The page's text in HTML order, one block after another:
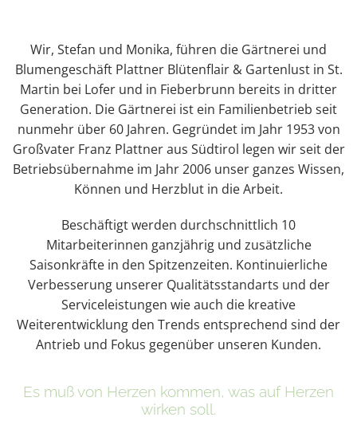
Wir, Stefan und Monika, führen die Gärtnerei und
Blumengeschäft Plattner Blütenflair & Gartenlust in St.
Martin bei Lofer und in Fieberbrunn bereits in dritter
Generation. Die Gärtnerei ist ein Familienbetrieb seit
nunmehr über 60 Jahren. Gegründet im Jahr 1953 von
Großvater Franz Plattner aus Südtirol legen wir seit der
Betriebsübernahme im Jahr 2006 unser ganzes Wissen,
Können und Herzblut in die Arbeit.
Beschäftigt werden durchschnittlich 10
Mitarbeiterinnen ganzjährig und zusätzliche
Saisonkräfte in den Spitzenzeiten. Kontinuierliche
Verbesserung unserer Qualitätsstandarts und der
Serviceleistungen wie auch die kreative
Weiterentwicklung den Trends entsprechend sind der
Antrieb und Fokus gegenüber unseren Kunden.
Es muß von Herzen kommen, was auf Herzen
wirken soll.